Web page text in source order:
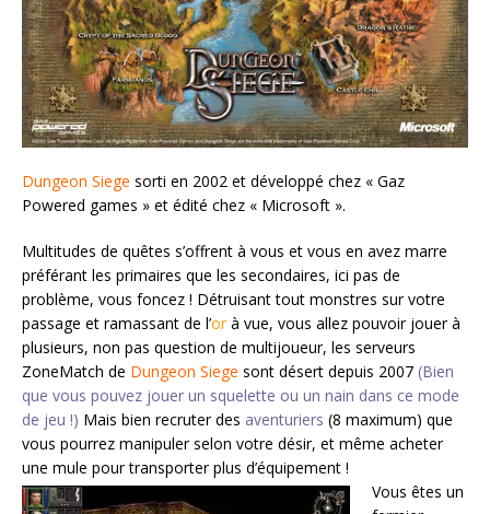
Dungeon Siege sorti en 2002 et développé chez « Gaz
Powered games » et édité chez « Microsoft ».
Multitudes de quêtes s’offrent à vous et vous en avez marre
préférant les primaires que les secondaires, ici pas de
problème, vous foncez ! Détruisant tout monstres sur votre
passage et ramassant de l’orà vue, vous allez pouvoir jouer à
plusieurs, non pas question de multijoueur, les serveurs
ZoneMatch de Dungeon Siege sont désert depuis 2007 (Bien
que vous pouvez jouer un squelette ou un nain dans ce mode
de jeu !) Mais bien recruter des aventuriers (8 maximum) que
vous pourrez manipuler selon votre désir, et même acheter
une mule pour transporter plus d’équipement !
Vous êtes un